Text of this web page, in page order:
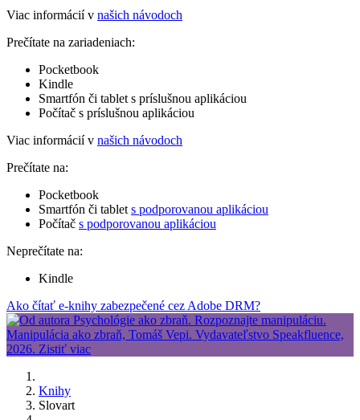
Viac informácií v našich návodoch
Prečítate na zariadeniach:
Pocketbook
Kindle
Smartfón či tablet s príslušnou aplikáciou
Počítač s príslušnou aplikáciou
Viac informácií v našich návodoch
Prečítate na:
Pocketbook
Smartfón či tablet s podporovanou aplikáciou
Počítač s podporovanou aplikáciou
Neprečítate na:
Kindle
Ako čítať e-knihy zabezpečené cez Adobe DRM?
Knihy
Slovart